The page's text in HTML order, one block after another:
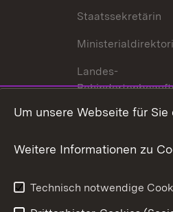
Staatssekretärin
Landes-
Bürgerreferent
Karriere
Um unsere Webseite für
Weitere Informationen zu
Technisch notwendige